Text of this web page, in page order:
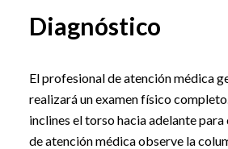
Diagnóstico
El profesional de atención médica
realizará un examen físico
inclines el torso hacia adelante
de atención médica observe la